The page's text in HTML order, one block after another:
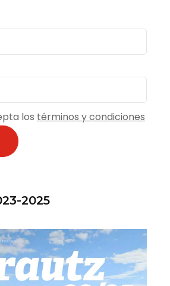
los términos y condiciones
2025